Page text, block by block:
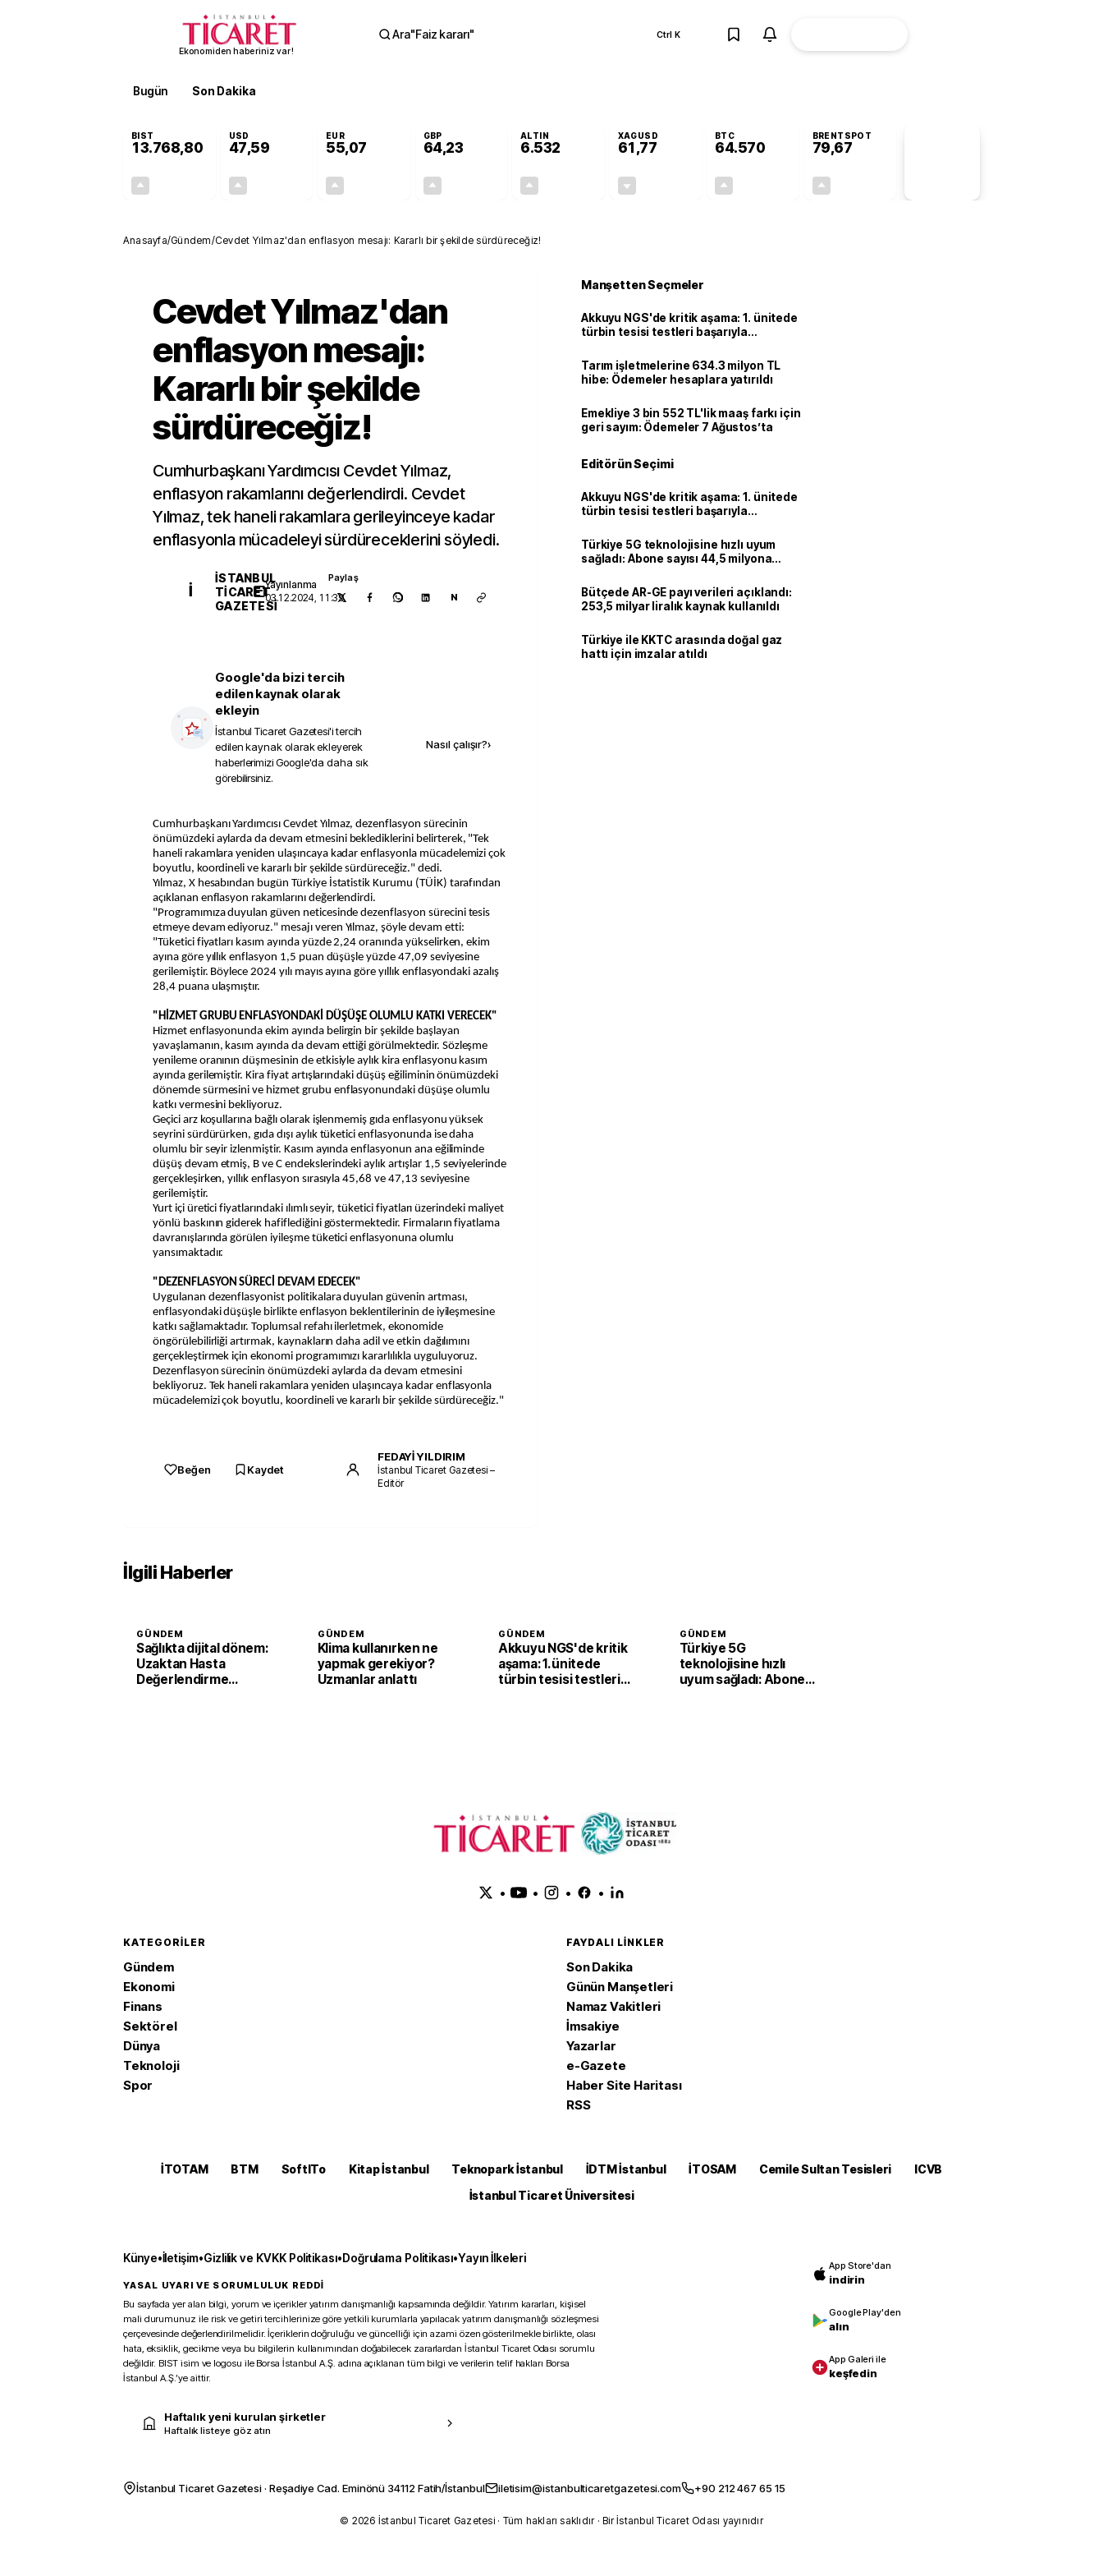
Ekonomiden haberiniz var!
Ara"Faiz kararı" Ctrl K
Bugün Son Dakika
BIST
13.768,80
USD
47,59
EUR
55,07
GBP
64,23
ALTIN
6.532
XAGUSD
61,77
BTC
64.570
BRENTSPOT
79,67
Anasayfa/Gündem/Cevdet Yılmaz'dan enflasyon mesajı: Kararlı bir şekilde sürdüreceğiz!
Cevdet Yılmaz'dan
enflasyon mesajı:
Kararlı bir şekilde
sürdüreceğiz!
Cumhurbaşkanı Yardımcısı Cevdet Yılmaz,
enflasyon rakamlarını değerlendirdi. Cevdet
Yılmaz, tek haneli rakamlara gerileyinceye kadar
enflasyonla mücadeleyi sürdüreceklerini söyledi.
İ
İSTANBUL
TICARET
GAZETESI
Yayınlanma
03.12.2024, 11:39
Paylaş
N
Google'da bizi tercih
edilen kaynak olarak
ekleyin
İstanbul Ticaret Gazetesi'i tercih
edilen kaynak olarak ekleyerek
haberlerimizi Google'da daha sık
görebilirsiniz.
Nasıl çalışır?›
Cumhurbaşkanı Yardımcısı Cevdet Yılmaz, dezenflasyon sürecinin
önümüzdeki aylarda da devam etmesini beklediklerini belirterek, "Tek
haneli rakamlara yeniden ulaşıncaya kadar enflasyonla mücadelemizi çok
boyutlu, koordineli ve kararlı bir şekilde sürdüreceğiz." dedi.
Yılmaz, X hesabından bugün Türkiye İstatistik Kurumu (TÜİK) tarafından
açıklanan enflasyon rakamlarını değerlendirdi.
"Programımıza duyulan güven neticesinde dezenflasyon sürecini tesis
etmeye devam ediyoruz." mesajı veren Yılmaz, şöyle devam etti:
"Tüketici fiyatları kasım ayında yüzde 2,24 oranında yükselirken, ekim
ayına göre yıllık enflasyon 1,5 puan düşüşle yüzde 47,09 seviyesine
gerilemiştir. Böylece 2024 yılı mayıs ayına göre yıllık enflasyondaki azalış
28,4 puana ulaşmıştır.
"HİZMET GRUBU ENFLASYONDAKİ DÜŞÜŞE OLUMLU KATKI VERECEK"
Hizmet enflasyonunda ekim ayında belirgin bir şekilde başlayan
yavaşlamanın, kasım ayında da devam ettiği görülmektedir. Sözleşme
yenileme oranının düşmesinin de etkisiyle aylık kira enflasyonu kasım
ayında gerilemiştir. Kira fiyat artışlarındaki düşüş eğiliminin önümüzdeki
dönemde sürmesini ve hizmet grubu enflasyonundaki düşüşe olumlu
katkı vermesini bekliyoruz.
Geçici arz koşullarına bağlı olarak işlenmemiş gıda enflasyonu yüksek
seyrini sürdürürken, gıda dışı aylık tüketici enflasyonunda ise daha
olumlu bir seyir izlenmiştir. Kasım ayında enflasyonun ana eğiliminde
düşüş devam etmiş, B ve C endekslerindeki aylık artışlar 1,5 seviyelerinde
gerçekleşirken, yıllık enflasyon sırasıyla 45,68 ve 47,13 seviyesine
gerilemiştir.
Yurt içi üretici fiyatlarındaki ılımlı seyir, tüketici fiyatları üzerindeki maliyet
yönlü baskının giderek hafiflediğini göstermektedir. Firmaların fiyatlama
davranışlarında görülen iyileşme tüketici enflasyonuna olumlu
yansımaktadır.
"DEZENFLASYON SÜRECİ DEVAM EDECEK"
Uygulanan dezenflasyonist politikalara duyulan güvenin artması,
enflasyondaki düşüşle birlikte enflasyon beklentilerinin de iyileşmesine
katkı sağlamaktadır. Toplumsal refahı ilerletmek, ekonomide
öngörülebilirliği artırmak, kaynakların daha adil ve etkin dağılımını
gerçekleştirmek için ekonomi programımızı kararlılıkla uyguluyoruz.
Dezenflasyon sürecinin önümüzdeki aylarda da devam etmesini
bekliyoruz. Tek haneli rakamlara yeniden ulaşıncaya kadar enflasyonla
mücadelemizi çok boyutlu, koordineli ve kararlı bir şekilde sürdüreceğiz."
Beğen Kaydet
FEDAYİ YILDIRIM
İstanbul Ticaret Gazetesi –
Editör
Manşetten Seçmeler
Akkuyu NGS'de kritik aşama: 1. ünitede
türbin tesisi testleri başarıyla
Tarım işletmelerine 634.3 milyon TL
hibe: Ödemeler hesaplara yatırıldı
Emekliye 3 bin 552 TL'lik maaş farkı için
geri sayım: Ödemeler 7 Ağustos’ta
Editörün Seçimi
Akkuyu NGS'de kritik aşama: 1. ünitede
türbin tesisi testleri başarıyla
Türkiye 5G teknolojisine hızlı uyum
sağladı: Abone sayısı 44,5 milyona
Bütçede AR-GE payı verileri açıklandı:
253,5 milyar liralık kaynak kullanıldı
Türkiye ile KKTC arasında doğal gaz
hattı için imzalar atıldı
İlgili Haberler
GÜNDEM
Sağlıkta dijital dönem:
Uzaktan Hasta
Değerlendirme
GÜNDEM
Klima kullanırken ne
yapmak gerekiyor?
Uzmanlar anlattı
GÜNDEM
Akkuyu NGS'de kritik
aşama: 1. ünitede
türbin tesisi testleri
GÜNDEM
Türkiye 5G
teknolojisine hızlı
uyum sağladı: Abone
• • • •
KATEGORILER
Gündem
Ekonomi
Finans
Sektörel
Dünya
Teknoloji
Spor
FAYDALI LINKLER
Son Dakika
Günün Manşetleri
Namaz Vakitleri
İmsakiye
Yazarlar
e-Gazete
Haber Site Haritası
RSS
İTOTAM BTM SoftITo Kitap İstanbul Teknopark İstanbul İDTM İstanbul İTOSAM Cemile Sultan Tesisleri
ICVB
İstanbul Ticaret Üniversitesi
Künye•İletişim•Gizlilik ve KVKK Politikası•Doğrulama Politikası•Yayın İlkeleri
YASAL UYARI VE SORUMLULUK REDDİ
Bu sayfada yer alan bilgi, yorum ve içerikler yatırım danışmanlığı kapsamında değildir. Yatırım kararları, kişisel
mali durumunuz ile risk ve getiri tercihlerinize göre yetkili kurumlarla yapılacak yatırım danışmanlığı sözleşmesi
çerçevesinde değerlendirilmelidir. İçeriklerin doğruluğu ve güncelliği için azami özen gösterilmekle birlikte, olası
hata, eksiklik, gecikme veya bu bilgilerin kullanımından doğabilecek zararlardan İstanbul Ticaret Odası sorumlu
değildir. BIST isim ve logosu ile Borsa İstanbul A.Ş. adına açıklanan tüm bilgi ve verilerin telif hakları Borsa
İstanbul A.Ş.’ye aittir.
Haftalık yeni kurulan şirketler
Haftalık listeye göz atın
App Store'dan
indirin
Google Play'den
alın
App Galeri ile
keşfedin
İstanbul Ticaret Gazetesi · Reşadiye Cad. Eminönü 34112 Fatih/İstanbul iletisim@istanbulticaretgazetesi.com +90 212 467 65 15
© 2026 İstanbul Ticaret Gazetesi · Tüm hakları saklıdır · Bir İstanbul Ticaret Odası yayınıdır